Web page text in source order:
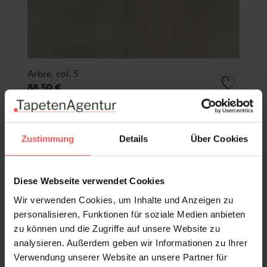
Zustimmung Details Über Cookies
Diese Webseite verwendet Cookies
Wir verwenden Cookies, um Inhalte und Anzeigen zu
personalisieren, Funktionen für soziale Medien anbieten
zu können und die Zugriffe auf unsere Website zu
analysieren. Außerdem geben wir Informationen zu Ihrer
Verwendung unserer Website an unsere Partner für
Arbre, col. 5
88,50 €